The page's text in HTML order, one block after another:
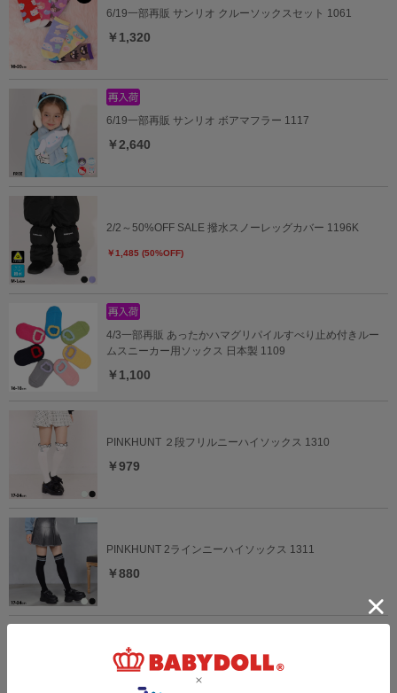
6/19一部再販 サンリオ クルーソックスセット 1061
￥1,320
6/19一部再販 サンリオ ボアマフラー 1117
￥2,640
2/2～50%OFF SALE 撥水スノーレッグカバー 1196K
￥1,485 (50%OFF)
4/3一部再販 あったかハマグリパイルすべり止め付きルー
ムスニーカー用ソックス 日本製 1109
￥1,100
PINKHUNT ２段フリルニーハイソックス 1310
￥979
PINKHUNT 2ラインニーハイソックス 1311
￥880
3/23一部再販 PINKHUNT リボン付きニーハイソックス
1309